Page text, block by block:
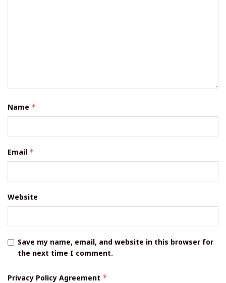
Name *
Email *
Website
Save my name, email, and website in this browser for
the next time I comment.
Privacy Policy Agreement *